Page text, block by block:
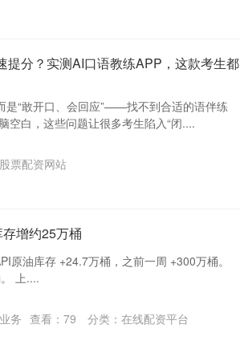
分？实测AI口语教练APP，这款考生都
是“敢开口、会回应”——找不到合适的语伴练
空白，这些问题让很多考生陷入“闭....
票配资网站
增约25万桶
原油库存 +24.7万桶，之前一周 +300万桶。
上....
务 查看： 79 分类： 在线配资平台